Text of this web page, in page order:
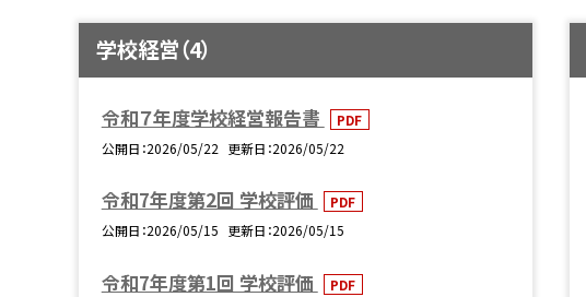
学校経営（4）
令和７年度学校経営報告書
PDF
公開日 2026/05/22 更新日 2026/05/22
令和7年度第2回 学校評価
PDF
公開日 2026/05/15 更新日 2026/05/15
令和7年度第1回 学校評価
PDF